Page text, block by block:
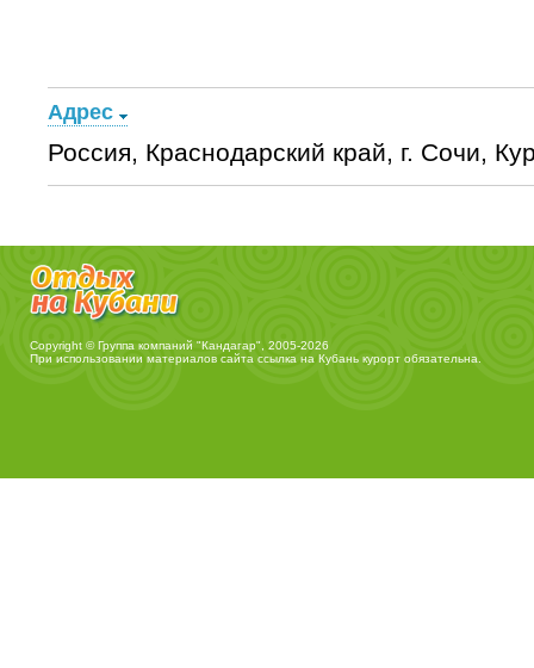
Адрес
Россия, Краснодарский край, г. Сочи,
Copyright © Группа компаний "Кандагар", 2005-2026
При использовании материалов сайта ссылка на Кубань курорт обязательна.